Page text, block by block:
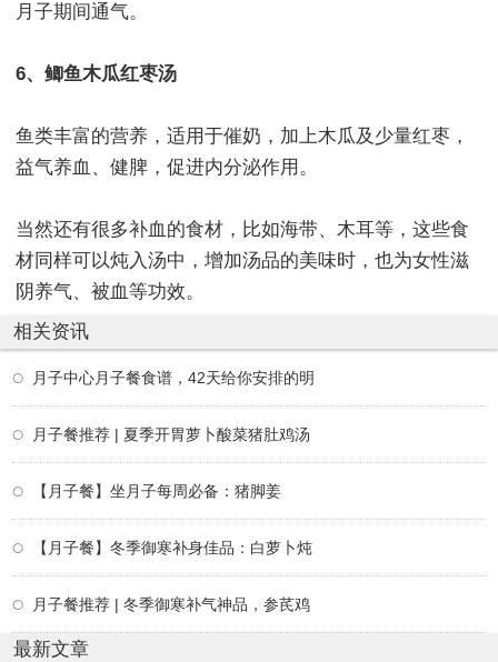
月子期间通气。
6、鲫鱼木瓜红枣汤
鱼类丰富的营养，适用于催奶，加上木瓜及少量红枣，
益气养血、健脾，促进内分泌作用。
当然还有很多补血的食材，比如海带、木耳等，这些食
材同样可以炖入汤中，增加汤品的美味时，也为女性滋
阴养气、被血等功效。
相关资讯
月子中心月子餐食谱，42天给你安排的明
月子餐推荐 | 夏季开胃萝卜酸菜猪肚鸡汤
【月子餐】坐月子每周必备：猪脚姜
【月子餐】冬季御寒补身佳品：白萝卜炖
月子餐推荐 | 冬季御寒补气神品，参芪鸡
最新文章